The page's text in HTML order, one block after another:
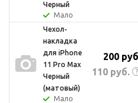
Черный
Мало
Чехол-
накладка
для iPhone
11 Pro Max
Черный
(матовый)
Мало
200
110 руб. ?